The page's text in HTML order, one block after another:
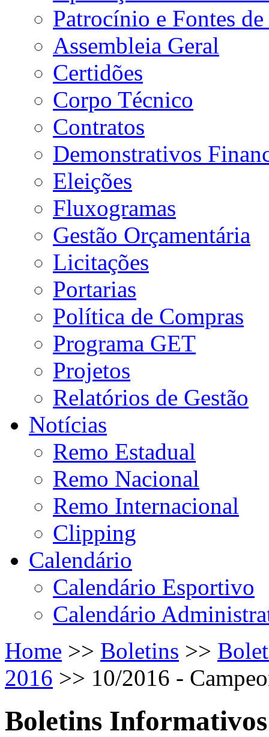
Patrocínio e Fontes de
Assembleia Geral
Certidões
Corpo Técnico
Contratos
Demonstrativos
Eleições
Fluxogramas
Gestão Orçamentária
Licitações
Portarias
Política de Compras
Programa GET
Projetos
Relatórios de Gestão
Notícias
Remo Estadual
Remo Nacional
Remo Internacional
Clipping
Calendário
Calendário Esportivo
Calendário
Home >> Boletins >>
2016 >> 10/2016 -
Boletins Informativos